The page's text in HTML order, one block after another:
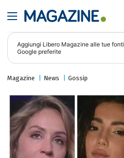
Aggiungi Libero Magazine alle tue fonti
Google preferite
Magazine News Gossip